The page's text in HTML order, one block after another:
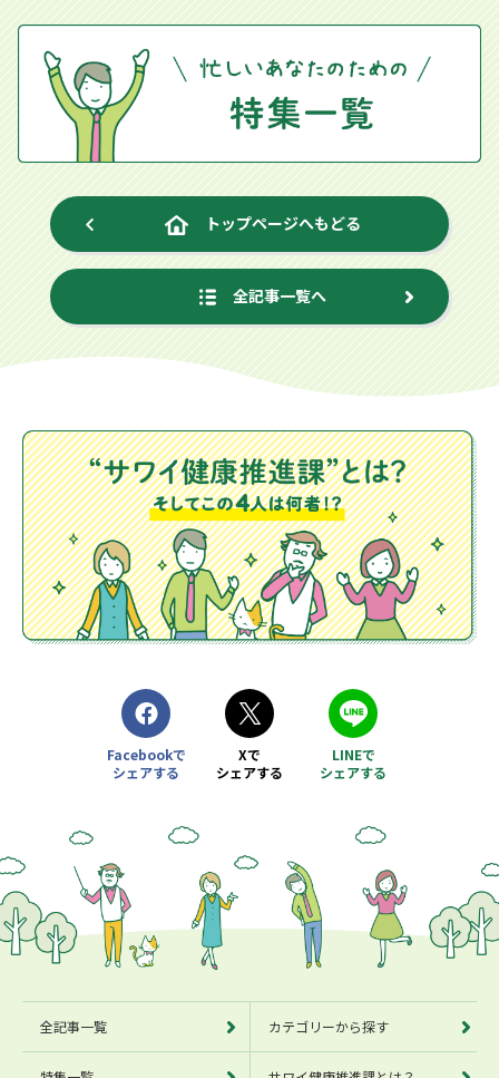
トップページへもどる
全記事一覧へ
Facebookで
シェアする
Xで
シェアする
LINEで
シェアする
全記事一覧 カテゴリーから探す